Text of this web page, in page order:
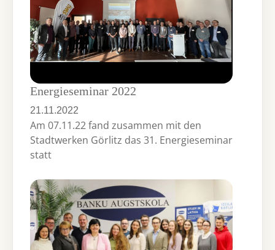
Energieseminar 2022
21.11.2022
Am 07.11.22 fand zusammen mit den
Stadtwerken Görlitz das 31. Energieseminar
statt